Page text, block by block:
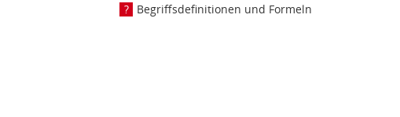
Begriffsdefinitionen und Formeln